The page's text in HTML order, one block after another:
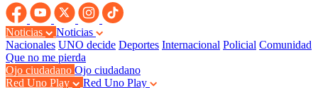
Noticias
Noticias
Nacionales UNO decide Deportes Internacional Policial Comunidad
Que no me pierda
Ojo ciudadano Ojo ciudadano
Red Uno Play
Red Uno Play